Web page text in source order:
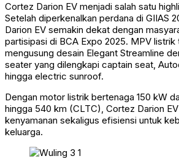
Cortez Darion EV menjadi salah satu
Setelah diperkenalkan perdana di GIIAS
Darion EV semakin dekat dengan
partisipasi di BCA Expo 2025. MPV listrik
mengusung desain Elegant Streamline
seater yang dilengkapi captain seat,
hingga electric sunroof.
Dengan motor listrik bertenaga 150 kW
hingga 540 km (CLTC), Cortez Darion
kenyamanan sekaligus efisiensi untuk
keluarga.